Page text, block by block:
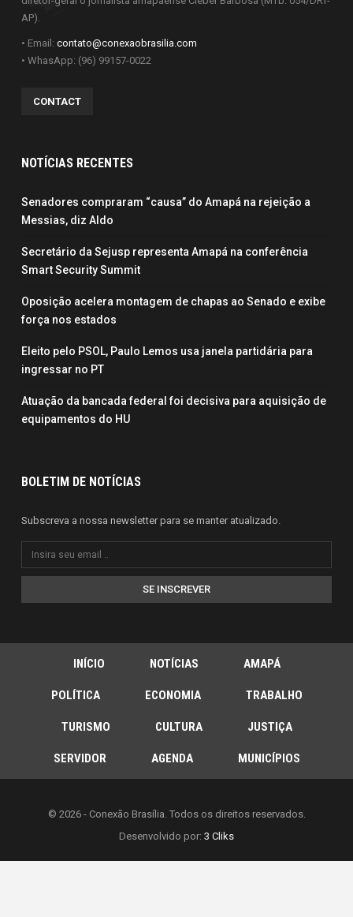
AP).
• Email: contato@conexaobrasilia.com
• WhasApp: (96) 99157-0022
CONTACT
NOTÍCIAS RECENTES
Senadores compraram “causa” do Amapá na rejeição a
Messias, diz Aldo
Secretário da Sejusp representa Amapá na conferência
Smart Security Summit
Oposição acelera montagem de chapas ao Senado e exibe
força nos estados
Eleito pelo PSOL, Paulo Lemos usa janela partidária para
ingressar no PT
Atuação da bancada federal foi decisiva para aquisição de
equipamentos do HU
BOLETIM DE NOTÍCIAS
Subscreva a nossa newsletter para se manter atualizado.
SE INSCREVER
INÍCIO NOTÍCIAS AMAPÁ
POLÍTICA ECONOMIA TRABALHO
TURISMO CULTURA JUSTIÇA
SERVIDOR AGENDA MUNICÍPIOS
© 2026 - Conexão Brasília. Todos os direitos reservados.
Desenvolvido por: 3 Cliks